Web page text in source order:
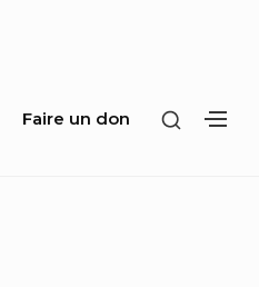
Faire un don
SHOW